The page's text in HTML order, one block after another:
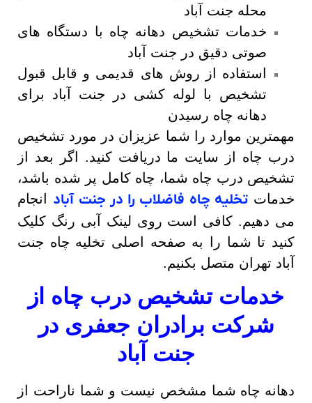
محله جنت آباد
خدمات تشخیص دهانه چاه با دستگاه های
صوتی دقیق در جنت آباد
استفاده از روش های قدیمی و قابل قبول
تشخیص با لوله کشی در جنت آباد برای
دهانه چاه رسیدن
مهمترین موارد را شما عزیزان در مورد تشخیص
درب چاه از سایت ما دریافت کنید. اگر بعد از
تشخیص درب چاه شما، چاه کامل پر شده باشد،
خدماتتخلیه چاه فاضلاب را در جنت آباد انجام
می دهیم. کافی است روی لینک آبی رنگ کلیک
کنید تا شما را به صفحه اصلی تخلیه چاه جنت
آباد تهران متصل بکنیم.
خدمات تشخیص درب چاه از
شرکت برادران جعفری در
جنت آباد
دهانه چاه شما مشخص نیست و شما ناراحت از